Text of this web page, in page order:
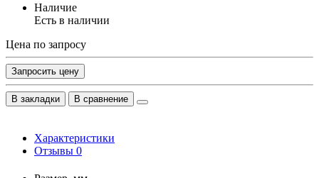
Наличие
Есть в наличии
Цена по запросу
Запросить цену
В закладки В сравнение
Характеристики
Отзывы 0